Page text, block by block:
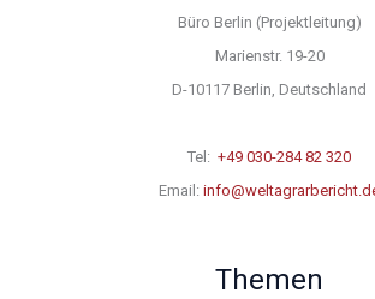
Büro Berlin (Projektleitung)
Marienstr. 19-20
D-10117 Berlin, Deutschland
Tel: +49 030-284 82 320
Email:
Themen